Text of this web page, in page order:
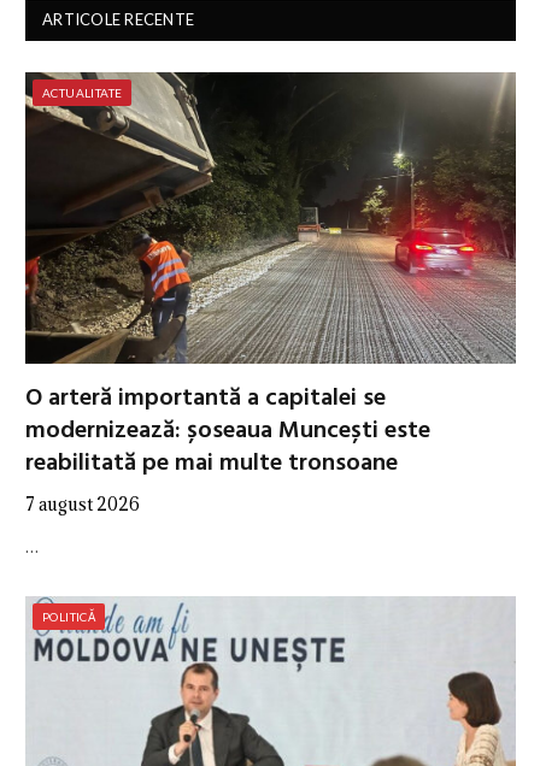
ARTICOLE RECENTE
ACTUALITATE
O arteră importantă a capitalei se
modernizează: șoseaua Muncești este
reabilitată pe mai multe tronsoane
7 august 2026
…
POLITICĂ